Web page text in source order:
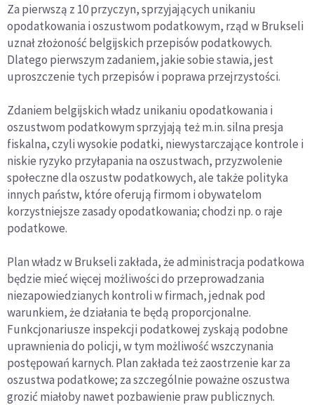
Za pierwszą z 10 przyczyn, sprzyjających unikaniu
opodatkowania i oszustwom podatkowym, rząd w Brukseli
uznał złożoność belgijskich przepisów podatkowych.
Dlatego pierwszym zadaniem, jakie sobie stawia, jest
uproszczenie tych przepisów i poprawa przejrzystości.
Zdaniem belgijskich władz unikaniu opodatkowania i
oszustwom podatkowym sprzyjają też m.in. silna presja
fiskalna, czyli wysokie podatki, niewystarczające kontrole i
niskie ryzyko przyłapania na oszustwach, przyzwolenie
społeczne dla oszustw podatkowych, ale także polityka
innych państw, które oferują firmom i obywatelom
korzystniejsze zasady opodatkowania; chodzi np. o raje
podatkowe.
Plan władz w Brukseli zakłada, że administracja podatkowa
będzie mieć więcej możliwości do przeprowadzania
niezapowiedzianych kontroli w firmach, jednak pod
warunkiem, że działania te będą proporcjonalne.
Funkcjonariusze inspekcji podatkowej zyskają podobne
uprawnienia do policji, w tym możliwość wszczynania
postępowań karnych. Plan zakłada też zaostrzenie kar za
oszustwa podatkowe; za szczególnie poważne oszustwa
grozić miałoby nawet pozbawienie praw publicznych.